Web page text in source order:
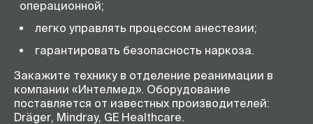
операционной;
легко управлять процессом анестезии;
гарантировать безопасность наркоза.
Закажите технику в отделение реанимации в
компании «Интелмед». Оборудование
поставляется от известных производителей:
Dräger, Mindray, GE Healthcare.